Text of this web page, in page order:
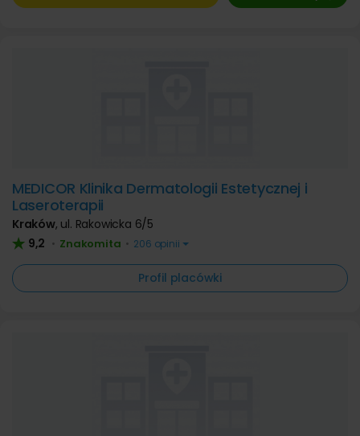
MEDICOR Klinika Dermatologii Estetycznej i
Laseroterapii
Kraków, ul. Rakowicka 6/5
9,2 • Znakomita • 206 opinii
Profil placówki